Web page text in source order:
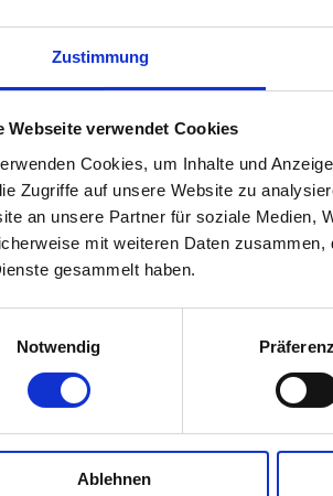
Zustimmung
Webseite verwendet Cookies
Cookies, um Inhalte und
Zugriffe auf unsere Website zu
an unsere Partner für soziale Medien,
mit weiteren Daten
gesammelt haben.
Notwendig
Ablehnen
wieder nach der ÖNACE-
jährlich Transparenz darüber, welche
die kurz- und mittelfristig
Auftraggeber (ASFINAG, BIG,
Ausmaß öffentlicher Bauaufträge in
öffentlichen Stellen 2022 über € 1,26
Projekt des Landes Kärnten und der ARGE
Kärnten 2022
weitere öffentliche Auftraggeber